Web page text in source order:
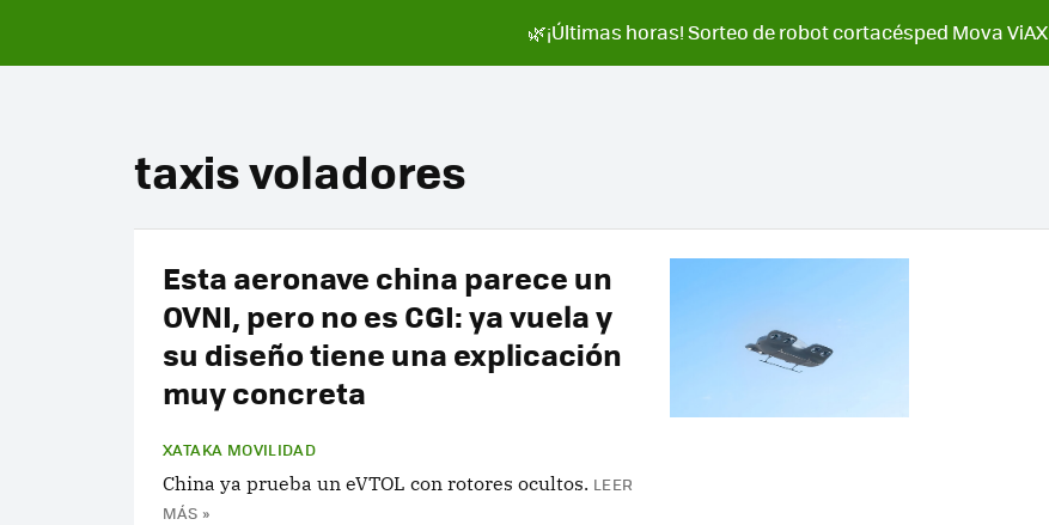
🌿¡Últimas horas! Sorteo de robot cortacésped Mova ViAX
taxis voladores
Esta aeronave china parece un
OVNI, pero no es CGI: ya vuela y
su diseño tiene una explicación
muy concreta
XATAKA MOVILIDAD
China ya prueba un eVTOL con rotores ocultos. LEER
MÁS »